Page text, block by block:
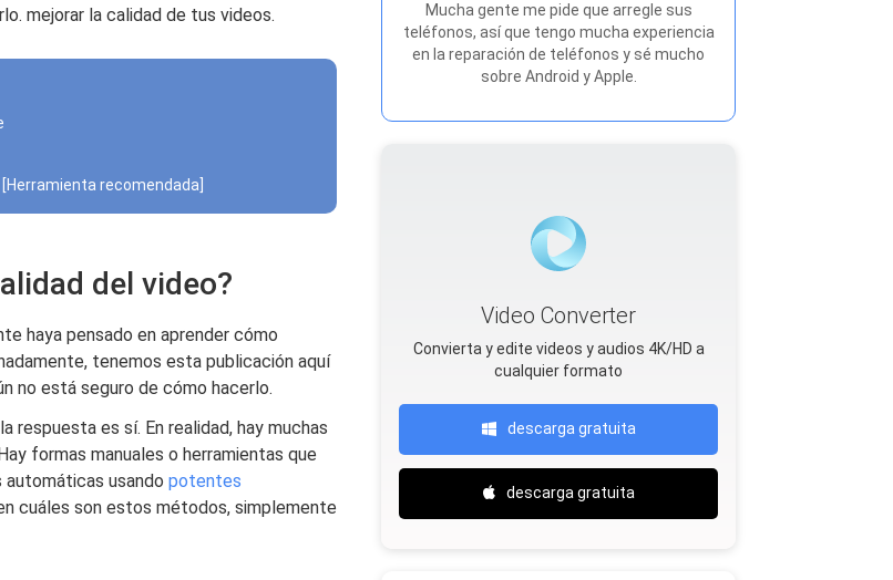
mejorar la calidad de tus videos.
recomendada]
del video?
haya pensado en aprender cómo
tenemos esta publicación aquí
no está seguro de cómo hacerlo.
respuesta es sí. En realidad, hay muchas
formas manuales o herramientas que
automáticas usando potentes
cuáles son estos métodos, simplemente
Mucha gente me pide que arregle sus
teléfonos, así que tengo mucha experiencia
en la reparación de teléfonos y sé mucho
sobre Android y Apple.
Video Converter
Convierta y edite videos y audios 4K/HD a
cualquier formato
descarga gratuita
descarga gratuita